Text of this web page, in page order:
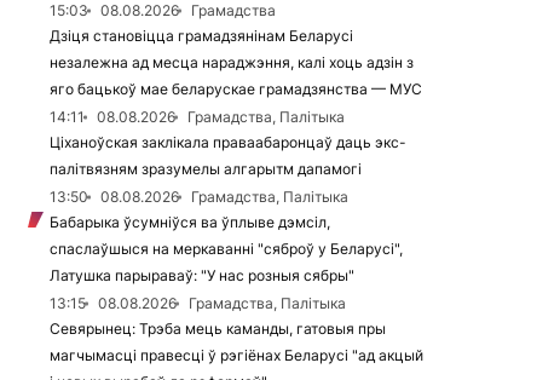
15:03
08.08.2026
Грамадства
Дзіця становіцца грамадзянінам Беларусі
незалежна ад месца нараджэння, калі хоць адзін з
яго бацькоў мае беларускае грамадзянства — МУС
14:11
08.08.2026
Грамадства, Палітыка
Ціханоўская заклікала праваабаронцаў даць экс-
палітвязням зразумелы алгарытм дапамогі
13:50
08.08.2026
Грамадства, Палітыка
Бабарыка ўсумніўся ва ўплыве дэмсіл,
спаслаўшыся на меркаванні "сяброў у Беларусі",
Латушка парыраваў: "У нас розныя сябры"
13:15
08.08.2026
Грамадства, Палітыка
Севярынец: Трэба мець каманды, гатовыя пры
магчымасці правесці ў рэгіёнах Беларусі "ад акцый